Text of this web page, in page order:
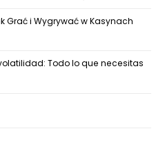
Grać i Wygrywać w Kasynach
Todo lo que necesitas